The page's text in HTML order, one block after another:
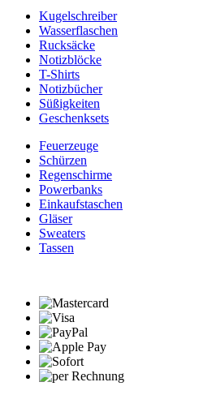
Kugelschreiber
Wasserflaschen
Rucksäcke
Notizblöcke
T-Shirts
Notizbücher
Süßigkeiten
Geschenksets
Feuerzeuge
Schürzen
Regenschirme
Powerbanks
Einkaufstaschen
Gläser
Sweaters
Tassen